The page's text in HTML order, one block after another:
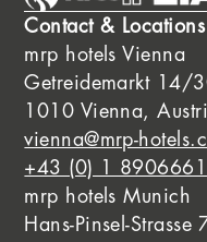
Contact & Locations
mrp hotels Vienna
Getreidemarkt 14/
1010 Vienna,
vienna@mrp-
+43 (0) 1 8906661
mrp hotels Munich
Hans-Pinsel-Strasse